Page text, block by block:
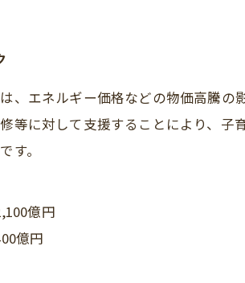
、エネルギー価格などの物価高騰
等に対して支援することにより、
す。
億円
億円